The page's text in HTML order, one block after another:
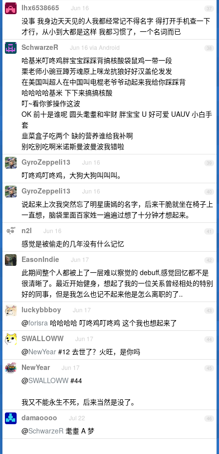
37
lhx6538665 Jun 16
没事 我身边天天见的人我都经常记不得名字 得打开手机查一下
才行，从小到大都是这样 我都习惯了，一个名词而已
38
SchwarzeR Jun 16 via Android
哈基米叮咚鸡胖宝宝踩踩背搞核酸袋鼠鸡一带一段
栗老师小豌豆蹲芳魂原上咪龙抗狼好好汉盖伦发发
在美国叫超人在中国叫电棍老爷爷动起来我给你踩踩背
哈哈哈哈基米 下下来搞搞核酸
叮~看你爹操作这波
OK 前十是谁呢 圆头耄耋和牢财 胖宝宝 U 好可爱 UAUV 小白手
套
韭菜盒子吃两个 缺的营养谁给我补啊
别吃别吃啊米诺斯曼波曼波我错啦
39
GyroZeppeli13 Jun 16
叮咚鸡叮咚鸡，大狗大狗叫叫叫。
40
GyroZeppeli13 Jun 16
说起来上次我突然忘了明星唐嫣的名字，后来干脆就坐在椅子上
一直想，脑袋里面百家姓一遍遍过想了十分钟才想起来。
41
n2l Jun 16
感觉是被偷走的几年没有什么记忆
42
EasonIndie Jun 17
此期间整个人都被上了一层难以察觉的 debuff,感觉回忆都不是
很清晰了。最近开始健身，想起了我的一位关系曾经相处的特别
好的同事，但是我怎么也记不起来他是怎么离职的了..
43
luckybbboy Jun 17
@forisra 哈哈哈哈 叮咚鸡叮咚鸡 这个我也想起来了
44
SWALLOWW Jun 17
@NewYear #12 去世了？火旺，是你吗
45
NewYear Jun 17
@SWALLOWW #44
我又不能永生不死，后来当然是没了。
46
damaoooo Jul 22
@SchwarzeR 耄耋 A 梦